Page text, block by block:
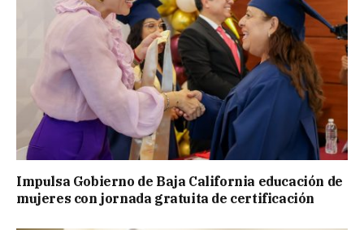
Impulsa Gobierno de Baja California educación de
mujeres con jornada gratuita de certificación